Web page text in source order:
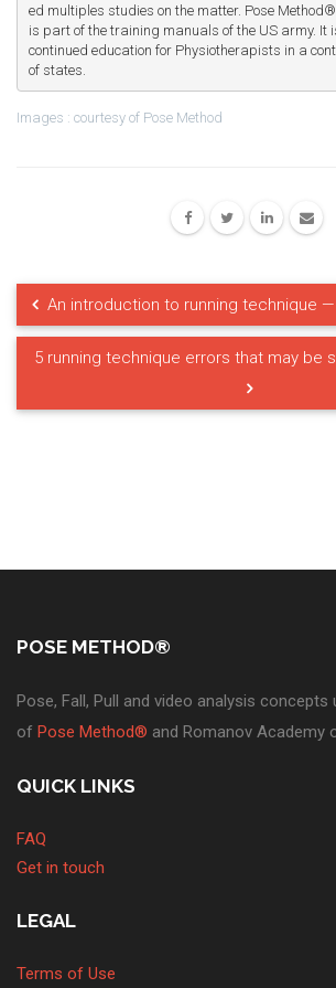
ed multiples studies on the matter. Pose
is part of the training manuals of the US army. It
continued education for Physiotherapists in a
of states.
Images : courtesy of Pose Method
An introduction to running technique —
5 running technique errors that may be
POSE METHOD®
Pose, Fall, Pull and video analysis
of Pose Method® and Romanov Academy
QUICK LINKS
FAQ
Get in touch
LEGAL
Terms of Use